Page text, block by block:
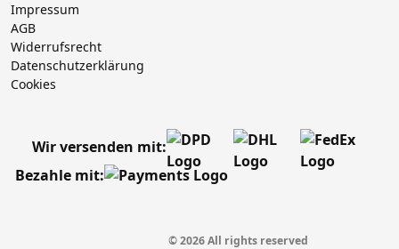
Impressum
AGB
Widerrufsrecht
Datenschutzerklärung
Cookies
Wir versenden mit:
Bezahle mit:
© 2026 All rights reserved